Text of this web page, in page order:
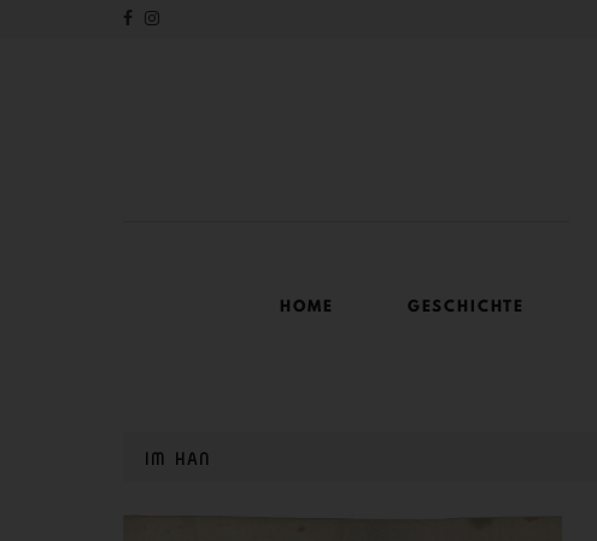
HOME GESCHICHTE
IM HAN